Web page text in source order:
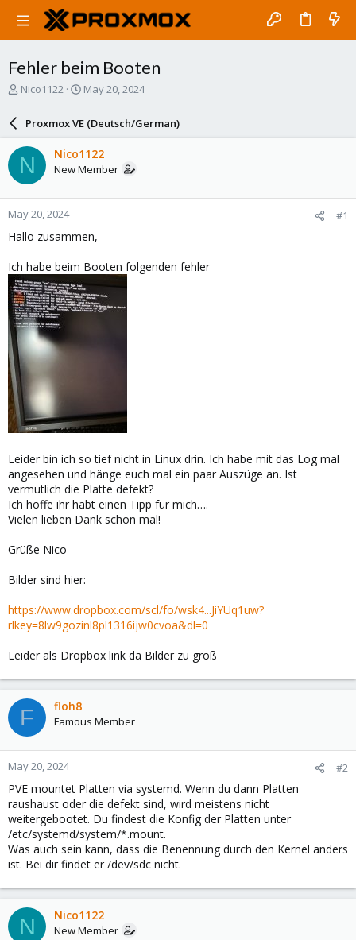
Fehler beim Booten
T
a
d
s
t
a
r
t
e
Nico1122
S
a
r
d
a
e
May 20, 2024
Proxmox VE (Deutsch/German)
N Nico1122
New Member
May 20, 2024 #1
Hallo zusammen,
Ich habe beim Booten folgenden fehler
Leider bin ich so tief nicht in Linux drin. Ich habe mit das Log mal
angesehen und hänge euch mal ein paar Auszüge an. Ist
vermutlich die Platte defekt?
Ich hoffe ihr habt einen Tipp für mich….
Vielen lieben Dank schon mal!
Grüße Nico
Bilder sind hier:
https://www.dropbox.com/scl/fo/wsk4...JiYUq1uw?
rlkey=8lw9gozinl8pl1316ijw0cvoa&dl=0
Leider als Dropbox link da Bilder zu groß
F floh8
Famous Member
May 20, 2024 #2
PVE mountet Platten via systemd. Wenn du dann Platten
raushaust oder die defekt sind, wird meistens nicht
weitergebootet. Du findest die Konfig der Platten unter
/etc/systemd/system/*.mount.
Was auch sein kann, dass die Benennung durch den Kernel anders
ist. Bei dir findet er /dev/sdc nicht.
N Nico1122
New Member